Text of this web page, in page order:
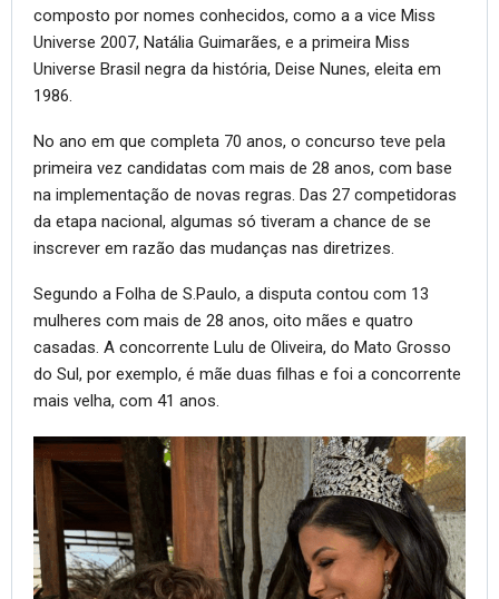
composto por nomes conhecidos, como a a vice Miss
Universe 2007, Natália Guimarães, e a primeira Miss
Universe Brasil negra da história, Deise Nunes, eleita em
1986.
No ano em que completa 70 anos, o concurso teve pela
primeira vez candidatas com mais de 28 anos, com base
na implementação de novas regras. Das 27 competidoras
da etapa nacional, algumas só tiveram a chance de se
inscrever em razão das mudanças nas diretrizes.
Segundo a Folha de S.Paulo, a disputa contou com 13
mulheres com mais de 28 anos, oito mães e quatro
casadas. A concorrente Lulu de Oliveira, do Mato Grosso
do Sul, por exemplo, é mãe duas filhas e foi a concorrente
mais velha, com 41 anos.